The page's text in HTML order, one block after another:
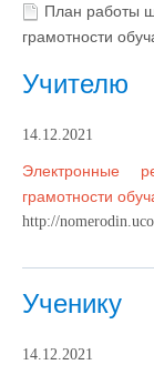
План работы
грамотности
Учителю
14.12.2021
Электронные
грамотности
http://
Ученику
14.12.2021